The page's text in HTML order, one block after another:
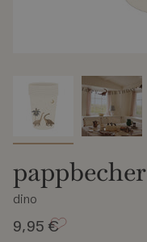
pappbecher
dino
9,95 €